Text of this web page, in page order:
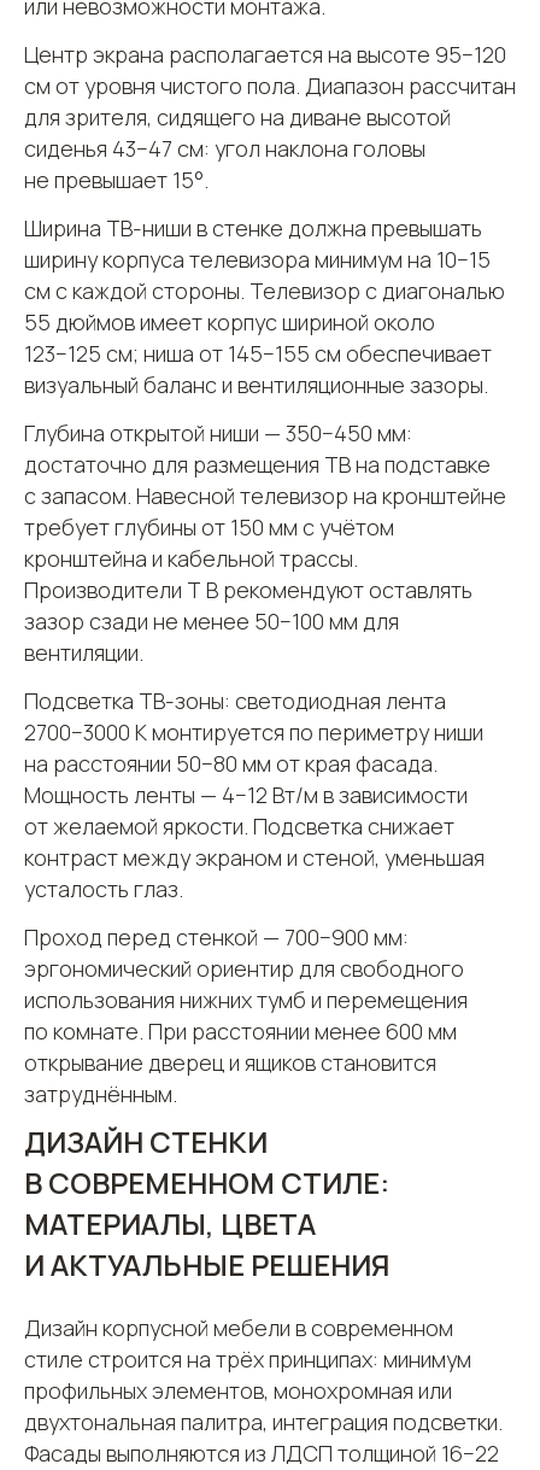
или невозможности монтажа.
Центр экрана располагается на высоте 95−120
см от уровня чистого пола. Диапазон рассчитан
для зрителя, сидящего на диване высотой
сиденья 43−47 см: угол наклона головы
не превышает 15°.
Ширина ТВ-ниши в стенке должна превышать
ширину корпуса телевизора минимум на 10−15
см с каждой стороны. Телевизор с диагональю
55 дюймов имеет корпус шириной около
123−125 см; ниша от 145−155 см обеспечивает
визуальный баланс и вентиляционные зазоры.
Глубина открытой ниши — 350−450 мм:
достаточно для размещения ТВ на подставке
с запасом. Навесной телевизор на кронштейне
требует глубины от 150 мм с учётом
кронштейна и кабельной трассы.
Производители Т В рекомендуют оставлять
зазор сзади не менее 50−100 мм для
вентиляции.
Подсветка ТВ-зоны: светодиодная лента
2700−3000 К монтируется по периметру ниши
на расстоянии 50−80 мм от края фасада.
Мощность ленты — 4−12 Вт/м в зависимости
от желаемой яркости. Подсветка снижает
контраст между экраном и стеной, уменьшая
усталость глаз.
Проход перед стенкой — 700−900 мм:
эргономический ориентир для свободного
использования нижних тумб и перемещения
по комнате. При расстоянии менее 600 мм
открывание дверец и ящиков становится
затруднённым.
ДИЗАЙН СТЕНКИ
В СОВРЕМЕННОМ СТИЛЕ:
МАТЕРИАЛЫ, ЦВЕТА
И АКТУАЛЬНЫЕ РЕШЕНИЯ
Дизайн корпусной мебели в современном
стиле строится на трёх принципах: минимум
профильных элементов, монохромная или
двухтональная палитра, интеграция подсветки.
Фасады выполняются из ЛДСП толщиной 16−22